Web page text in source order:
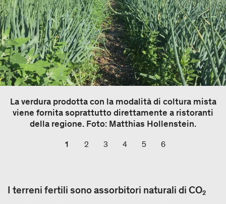
La verdura prodotta con la modalità di coltura mista
viene fornita soprattutto direttamente a ristoranti
della regione. Foto: Matthias Hollenstein.
1 2 3 4 5 6
I terreni fertili sono assorbitori naturali di CO₂